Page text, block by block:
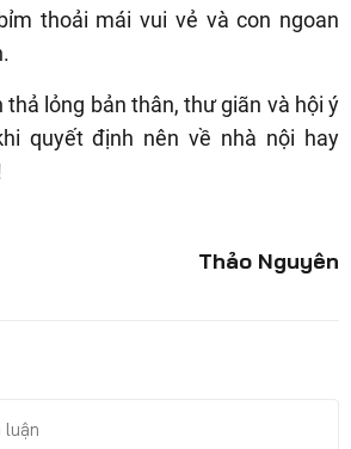
thoải mái vui vẻ và con ngoan
thả lỏng bản thân, thư giãn và hội ý
quyết định nên về nhà nội hay
Thảo Nguyên